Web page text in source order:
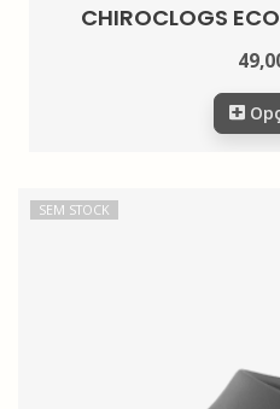
CHIROCLOGS
SEM STOCK